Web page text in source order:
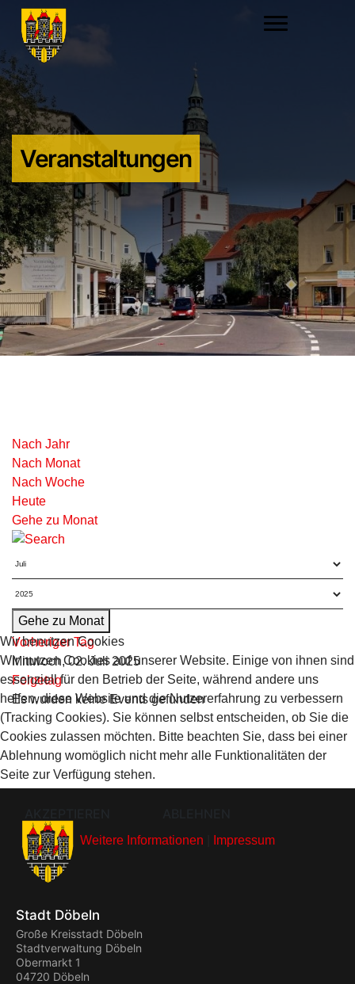
Veranstaltungen
Nach Jahr
Nach Monat
Nach Woche
Heute
Gehe zu Monat
Gehe zu Monat
Vorheriger Tag
Mittwoch, 02. Juli 2025
Folgetag
Es wurden keine Events gefunden
Stadt Döbeln
Große Kreisstadt Döbeln
Stadtverwaltung Döbeln
Obermarkt 1
04720 Döbeln
Wir benutzen Cookies
Wir nutzen Cookies auf unserer Website. Einige von ihnen sind
essenziell für den Betrieb der Seite, während andere uns
helfen, diese Website und die Nutzererfahrung zu verbessern
(Tracking Cookies). Sie können selbst entscheiden, ob Sie die
Cookies zulassen möchten. Bitte beachten Sie, dass bei einer
Ablehnung womöglich nicht mehr alle Funktionalitäten der
Seite zur Verfügung stehen.
Weitere Informationen Impressum